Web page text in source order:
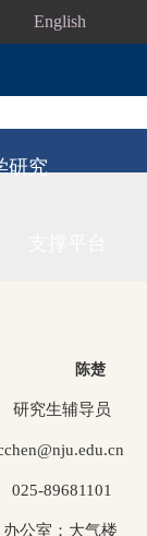
English
研究
楚
究生辅导员
89681101
室：大气楼